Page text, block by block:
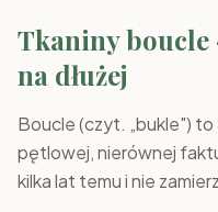
Tkaniny
na dłużej
Boucle (czyt. „bukle")
pętlowej, nierównej
kilka lat temu i nie